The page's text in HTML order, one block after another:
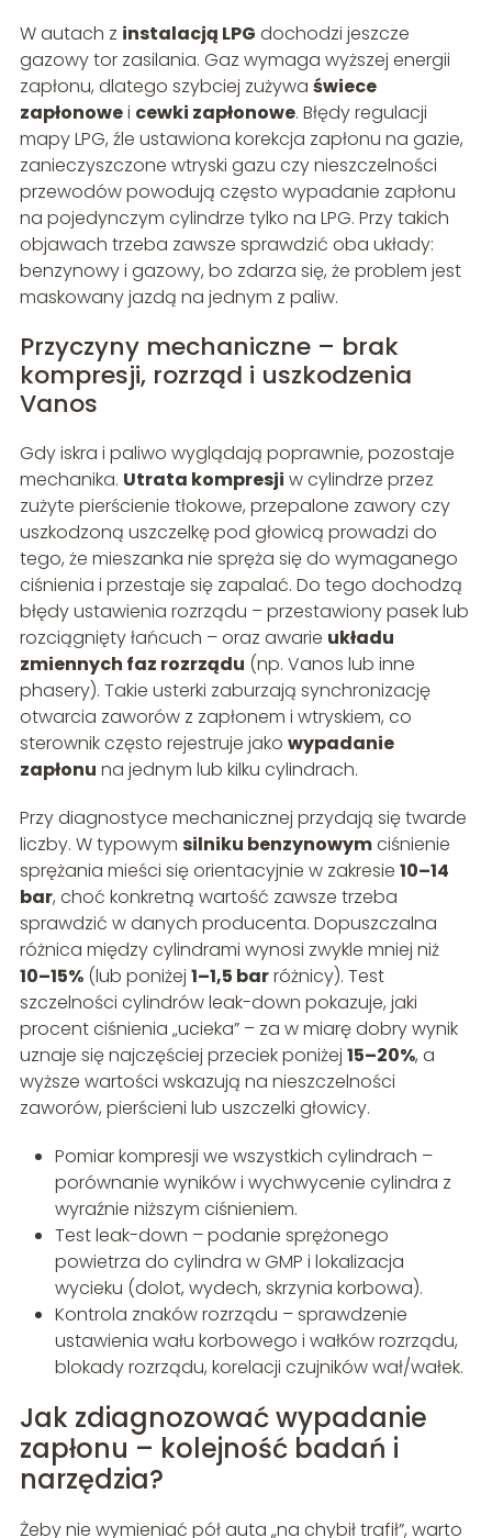
W autach z instalacją LPG dochodzi jeszcze
gazowy tor zasilania. Gaz wymaga wyższej energii
zapłonu, dlatego szybciej zużywa świece
zapłonowei cewki zapłonowe. Błędy regulacji
mapy LPG, źle ustawiona korekcja zapłonu na gazie,
zanieczyszczone wtryski gazu czy nieszczelności
przewodów powodują często wypadanie zapłonu
na pojedynczym cylindrze tylko na LPG. Przy takich
objawach trzeba zawsze sprawdzić oba układy:
benzynowy i gazowy, bo zdarza się, że problem jest
maskowany jazdą na jednym z paliw.
Przyczyny mechaniczne – brak
kompresji, rozrząd i uszkodzenia
Vanos
Gdy iskra i paliwo wyglądają poprawnie, pozostaje
mechanika. Utrata kompresji w cylindrze przez
zużyte pierścienie tłokowe, przepalone zawory czy
uszkodzoną uszczelkę pod głowicą prowadzi do
tego, że mieszanka nie spręża się do wymaganego
ciśnienia i przestaje się zapalać. Do tego dochodzą
błędy ustawienia rozrządu – przestawiony pasek lub
rozciągnięty łańcuch – oraz awarie układu
zmiennych faz rozrządu (np. Vanos lub inne
phasery). Takie usterki zaburzają synchronizację
otwarcia zaworów z zapłonem i wtryskiem, co
sterownik często rejestruje jako wypadanie
zapłonu na jednym lub kilku cylindrach.
Przy diagnostyce mechanicznej przydają się twarde
liczby. W typowym silniku benzynowymciśnienie
sprężania mieści się orientacyjnie w zakresie 10–14
bar, choć konkretną wartość zawsze trzeba
sprawdzić w danych producenta. Dopuszczalna
różnica między cylindrami wynosi zwykle mniej niż
10–15%(lub poniżej 1–1,5 barróżnicy). Test
szczelności cylindrów leak-down pokazuje, jaki
procent ciśnienia „ucieka” – za w miarę dobry wynik
uznaje się najczęściej przeciek poniżej 15–20%, a
wyższe wartości wskazują na nieszczelności
zaworów, pierścieni lub uszczelki głowicy.
Pomiar kompresji we wszystkich cylindrach –
porównanie wyników i wychwycenie cylindra z
wyraźnie niższym ciśnieniem.
Test leak-down – podanie sprężonego
powietrza do cylindra w GMP i lokalizacja
wycieku (dolot, wydech, skrzynia korbowa).
Kontrola znaków rozrządu – sprawdzenie
ustawienia wału korbowego i wałków rozrządu,
blokady rozrządu, korelacji czujników wał/wałek.
Jak zdiagnozować wypadanie
zapłonu – kolejność badań i
narzędzia?
Żeby nie wymieniać pół auta „na chybił trafił”, warto